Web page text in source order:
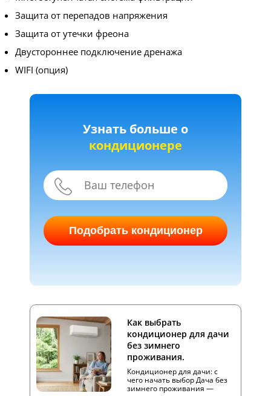
Защита от перепадов напряжения
Защита от утечки фреона
Двустороннее подключение дренажа
WIFI (опция)
Узнать больше о
кондиционере
Подобрать кондиционер
Как выбрать
кондиционер для дачи
без зимнего
проживания.
Кондиционер для дачи: с
чего начать выбор Дача без
зимнего проживания —